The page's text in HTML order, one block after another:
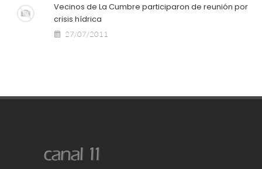
Vecinos de La Cumbre participaron de reunión por
crisis hídrica
27/07/2011